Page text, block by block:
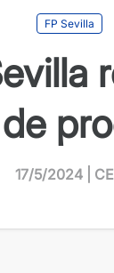
FP Sevilla
17/5/2024 |